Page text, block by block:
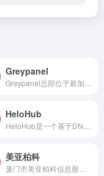
Greypanel
HeloHub
美亚柏科